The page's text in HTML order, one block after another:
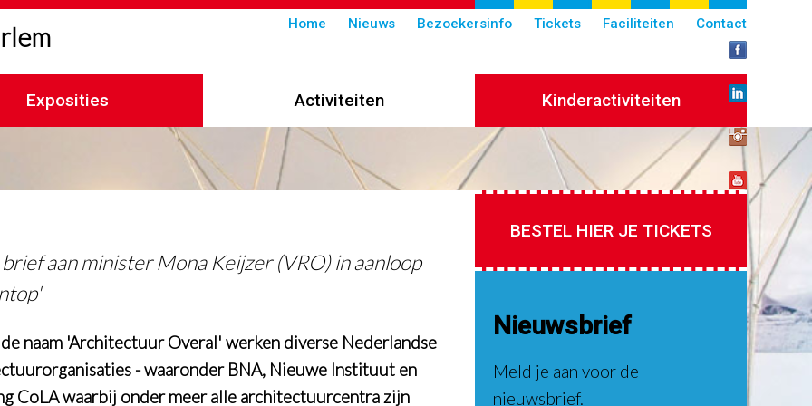
Submenu
header
Home Nieuws Bezoekersinfo Tickets Faciliteiten Contact
Exposities Activiteiten Kinderactiviteiten
aan minister Mona Keijzer (VRO) in aanloop
naam 'Architectuur Overal' werken diverse Nederlandse
- waaronder BNA, Nieuwe Instituut en
CoLA waarbij onder meer alle architectuurcentra zijn
BESTEL HIER JE TICKETS
Nieuwsbrief
Meld je aan voor de
nieuwsbrief.